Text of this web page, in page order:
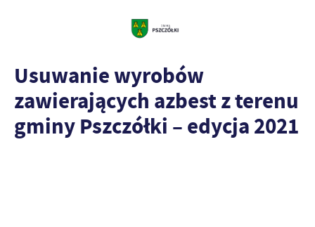
Usuwanie wyrobów
zawierających azbest z terenu
gminy Pszczółki – edycja 2021